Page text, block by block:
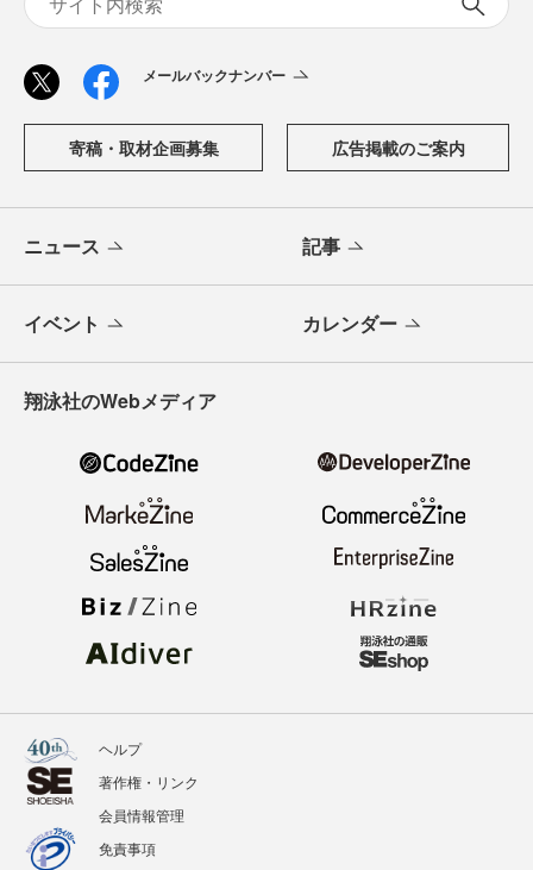
メールバックナンバー
寄稿・取材企画募集 広告掲載のご案内
ニュース 記事
イベント カレンダー
翔泳社のWebメディア
ヘルプ
著作権・リンク
会員情報管理
免責事項